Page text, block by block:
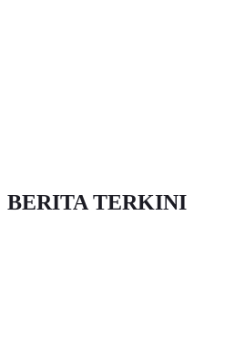
BERITA TERKINI